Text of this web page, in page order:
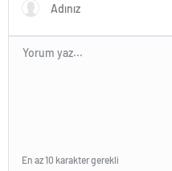
En az 10 karakter gerekli